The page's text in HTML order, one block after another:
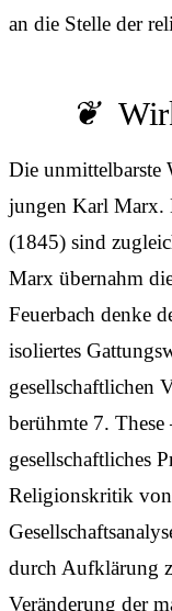
an die Stelle der
Die unmittelbarste
jungen Karl Marx.
(1845) sind
Marx übernahm
Feuerbach denke
isoliertes
gesellschaftlichen
berühmte 7. These
gesellschaftliches
Religionskritik
durch Aufklärung
Veränderung der